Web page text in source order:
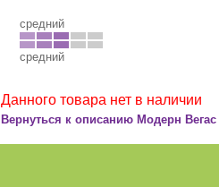
средний
средний
Данного товара нет в наличии
Вернуться к описанию Модерн Вегас